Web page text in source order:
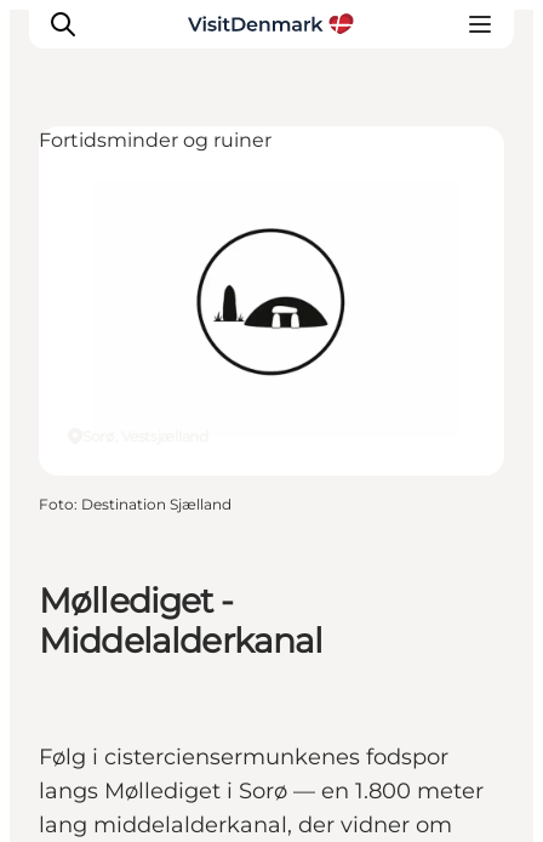
Overnatning
Planlæg ferien
Møllediget -
Middelalderkanal
Følg i cisterciensermunkenes fodspor
langs Møllediget i Sorø — en 1.800 meter
lang middelalderkanal, der vidner om
Fortidsminder og ruiner
Foto: Destination Sjælland